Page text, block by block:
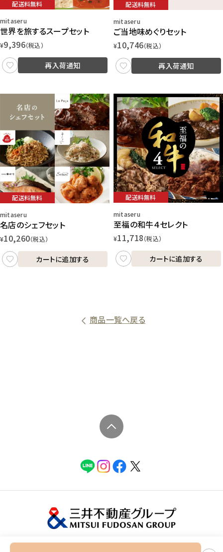
配送料無料
mitaseru
世界を旅するスープセット
¥9,396（税込）
再入荷通知
配送料無料
mitaseru
ご当地味めぐりセット
¥10,746（税込）
再入荷通知
配送料無料
mitaseru
名店のシェフセット
¥10,260（税込）
カートに追加する
配送料無料
mitaseru
至福の和牛４セレクト
¥11,718（税込）
カートに追加する
商品一覧へ戻る